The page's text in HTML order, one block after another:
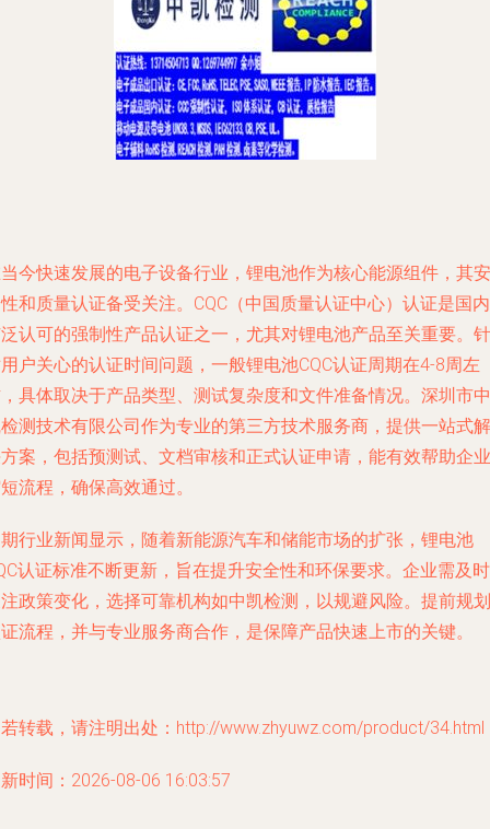
今快速发展的电子设备行业，锂电池作为核心能源组件，其安
和质量认证备受关注。CQC（中国质量认证中心）认证是国内
认可的强制性产品认证之一，尤其对锂电池产品至关重要。针
户关心的认证时间问题，一般锂电池CQC认证周期在4-8周左
具体取决于产品类型、测试复杂度和文件准备情况。深圳市中
测技术有限公司作为专业的第三方技术服务商，提供一站式解
案，包括预测试、文档审核和正式认证申请，能有效帮助企业
流程，确保高效通过。
行业新闻显示，随着新能源汽车和储能市场的扩张，锂电池
认证标准不断更新，旨在提升安全性和环保要求。企业需及时
政策变化，选择可靠机构如中凯检测，以规避风险。提前规划
流程，并与专业服务商合作，是保障产品快速上市的关键。
转载，请注明出处：http://www.zhyuwz.com/product/34.html
时间：2026-08-06 16:03:57